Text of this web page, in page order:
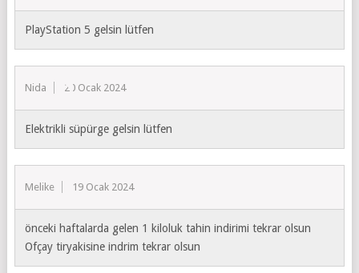
PlayStation 5 gelsin lütfen
Nida 20 Ocak 2024
Elektrikli süpürge gelsin lütfen
Melike 19 Ocak 2024
önceki haftalarda gelen 1 kiloluk tahin indirimi tekrar olsun
Ofçay tiryakisine indrim tekrar olsun